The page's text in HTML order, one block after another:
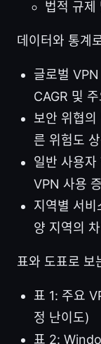
법적 규제
데이터와 통계
글로벌
CAGR 및
보안 위협의
른 위험도
일반 사용
VPN 사용
지역별 서
양 지역의
표와 도표로 보
표 1: 주요
정 난이도)
표 2: